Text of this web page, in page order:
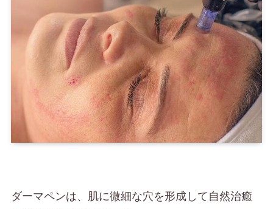
ダーマペンは、肌に微細な穴を形成して自然治癒